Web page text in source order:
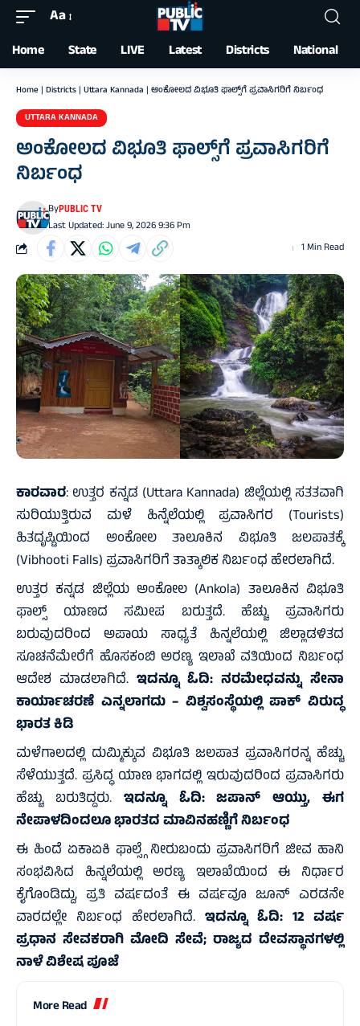
Font
Resizer
Aa
Home State LIVE Latest Districts National
Home | Districts | Uttara Kannada | ಅಂಕೋಲದ ವಿಭೂತಿ ಫಾಲ್ಸ್‌ಗೆ ಪ್ರವಾಸಿಗರಿಗೆ ನಿರ್ಬಂಧ
UTTARA KANNADA
ಅಂಕೋಲದ ವಿಭೂತಿ ಫಾಲ್ಸ್‌ಗೆ ಪ್ರವಾಸಿಗರಿಗೆ
ನಿರ್ಬಂಧ
Last Updated: June 9, 2026 9:36 Pm
ByPUBLIC TV
1 Min Read
ಕಾರವಾರ: ಉತ್ತರ ಕನ್ನಡ (Uttara Kannada) ಜಿಲ್ಲೆಯಲ್ಲಿ ಸತತವಾಗಿ
ಸುರಿಯುತ್ತಿರುವ ಮಳೆ ಹಿನ್ನೆಲೆಯಲ್ಲಿ ಪ್ರವಾಸಿಗರ (Tourists)
ಹಿತದೃಷ್ಟಿಯಿಂದ ಅಂಕೋಲ ತಾಲೂಕಿನ ವಿಭೂತಿ ಜಲಪಾತಕ್ಕೆ
(Vibhooti Falls) ಪ್ರವಾಸಿಗರಿಗೆ ತಾತ್ಕಾಲಿಕ ನಿರ್ಬಂಧ ಹೇರಲಾಗಿದೆ.
ಉತ್ತರ ಕನ್ನಡ ಜಿಲ್ಲೆಯ ಅಂಕೋಲ (Ankola) ತಾಲೂಕಿನ ವಿಭೂತಿ
ಫಾಲ್ಸ್ ಯಾಣದ ಸಮೀಪ ಬರುತ್ತದೆ. ಹೆಚ್ಚು ಪ್ರವಾಸಿಗರು
ಬರುವುದರಿಂದ ಅಪಾಯ ಸಾಧ್ಯತೆ ಹಿನ್ನಲೆಯಲ್ಲಿ ಜಿಲ್ಲಾಡಳಿತದ
ಸೂಚನೆಮೇರೆಗೆ ಹೊಸಕಂಬಿ ಅರಣ್ಯ ಇಲಾಖೆ ವತಿಯಿಂದ ನಿರ್ಬಂಧ
ಆದೇಶ ಮಾಡಲಾಗಿದೆ. ಇದನ್ನೂ ಓದಿ:ನರಮೇಧವನ್ನು ಸೇನಾ
ಕಾರ್ಯಾಚರಣೆ ಎನ್ನಲಾಗದು – ವಿಶ್ವಸಂಸ್ಥೆಯಲ್ಲಿ ಪಾಕ್ ವಿರುದ್ಧ
ಭಾರತ ಕಿಡಿ
ಮಳೆಗಾಲದಲ್ಲಿ ದುಮ್ಮಿಕ್ಕುವ ವಿಭೂತಿ ಜಲಪಾತ ಪ್ರವಾಸಿಗರನ್ನ ಹೆಚ್ಚು
ಸೆಳೆಯುತ್ತದೆ. ಪ್ರಸಿದ್ಧ ಯಾಣ ಭಾಗದಲ್ಲಿ ಇರುವುದರಿಂದ ಪ್ರವಾಸಿಗರು
ಹೆಚ್ಚು ಬರುತಿದ್ದರು. ಇದನ್ನೂ ಓದಿ:ಜಪಾನ್ ಆಯ್ತು, ಈಗ
ನೇಪಾಳದಿಂದಲೂ ಭಾರತದ ಮಾವಿನಹಣ್ಣಿಗೆ ನಿರ್ಬಂಧ
ಈ ಹಿಂದೆ ಏಕಾಏಕಿ ಫಾಲ್ಸ್ಗೆ ನೀರುಬಂದು ಪ್ರವಾಸಿಗರಿಗೆ ಜೀವ ಹಾನಿ
ಸಂಭವಿಸಿದ ಹಿನ್ನಲೆಯಲ್ಲಿ ಅರಣ್ಯ ಇಲಾಖೆಯಿಂದ ಈ ನಿರ್ಧಾರ
ಕೈಗೊಂಡಿದ್ದು, ಪ್ರತಿ ವರ್ಷದಂತೆ ಈ ವರ್ಷವೂ ಜೂನ್ ಎರಡನೇ
ವಾರದಲ್ಲೇ ನಿರ್ಬಂಧ ಹೇರಲಾಗಿದೆ. ಇದನ್ನೂ ಓದಿ:12 ವರ್ಷ
ಪ್ರಧಾನ ಸೇವಕರಾಗಿ ಮೋದಿ ಸೇವೆ; ರಾಜ್ಯದ ದೇವಸ್ಥಾನಗಳಲ್ಲಿ
ನಾಳೆ ವಿಶೇಷ ಪೂಜೆ
More Read